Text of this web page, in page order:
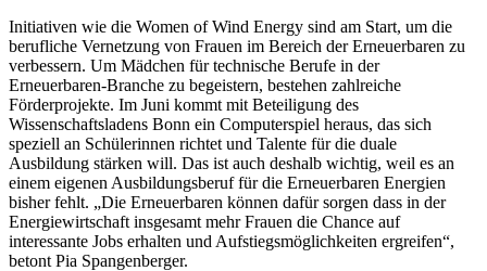
Initiativen wie die Women of Wind Energy sind am Start, um die
berufliche Vernetzung von Frauen im Bereich der Erneuerbaren zu
verbessern. Um Mädchen für technische Berufe in der
Erneuerbaren-Branche zu begeistern, bestehen zahlreiche
Förderprojekte. Im Juni kommt mit Beteiligung des
Wissenschaftsladens Bonn ein Computerspiel heraus, das sich
speziell an Schülerinnen richtet und Talente für die duale
Ausbildung stärken will. Das ist auch deshalb wichtig, weil es an
einem eigenen Ausbildungsberuf für die Erneuerbaren Energien
bisher fehlt. „Die Erneuerbaren können dafür sorgen dass in der
Energiewirtschaft insgesamt mehr Frauen die Chance auf
interessante Jobs erhalten und Aufstiegsmöglichkeiten ergreifen“,
betont Pia Spangenberger.